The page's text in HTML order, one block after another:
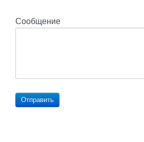
Сообщение
Отправить